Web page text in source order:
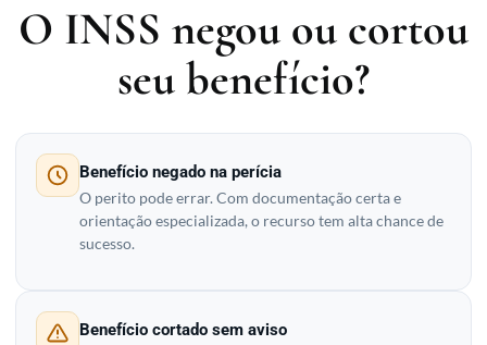
O INSS negou ou cortou
seu benefício?
Benefício negado na perícia
O perito pode errar. Com documentação certa e
orientação especializada, o recurso tem alta chance de
sucesso.
Benefício cortado sem aviso